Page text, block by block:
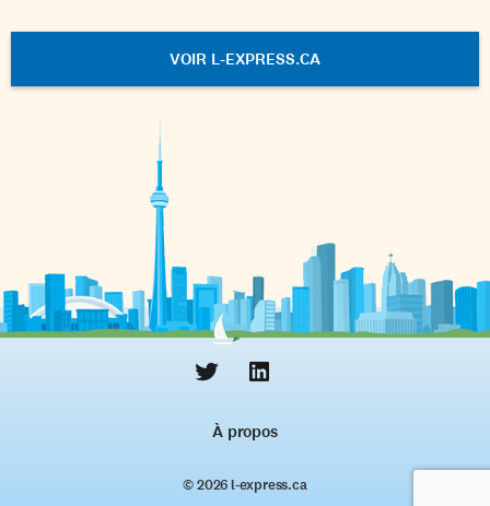
VOIR L-EXPRESS.CA
À propos
© 2026 l‑express.ca